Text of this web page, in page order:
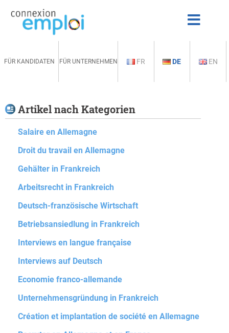
FÜR KANDIDATEN FÜR UNTERNEHMEN FR DE EN
Artikel nach Kategorien
Salaire en Allemagne
Droit du travail en Allemagne
Gehälter in Frankreich
Arbeitsrecht in Frankreich
Deutsch-französische Wirtschaft
Betriebsansiedlung in Frankreich
Interviews en langue française
Interviews auf Deutsch
Economie franco-allemande
Unternehmensgründung in Frankreich
Création et implantation de société en Allemagne